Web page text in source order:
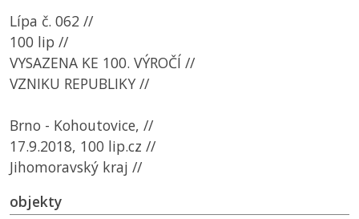
Lípa č. 062 //
100 lip //
VYSAZENA KE 100. VÝROČÍ //
VZNIKU REPUBLIKY //
Brno - Kohoutovice, //
17.9.2018, 100 lip.cz //
Jihomoravský kraj //
objekty